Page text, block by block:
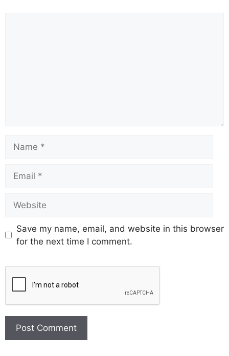
Save my name, email, and website in this browser
for the next time I comment.